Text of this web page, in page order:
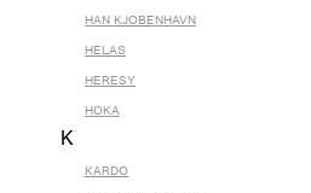
HAN KJOBENHAVN
HELAS
HERESY
HOKA
K
KARDO